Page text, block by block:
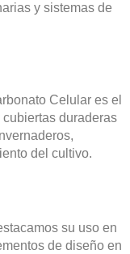
y sistemas de
Celular es el
duraderas
del cultivo.
su uso en
de diseño en